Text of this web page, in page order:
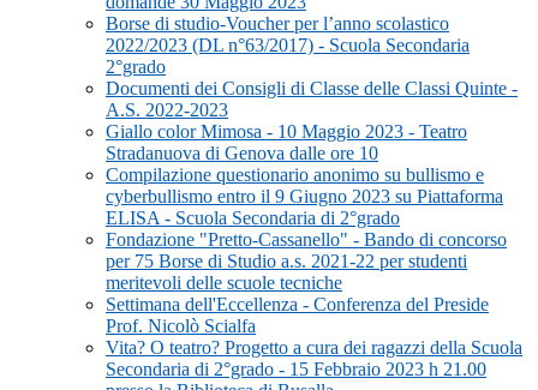
Borse di studio-Voucher per l’anno scolastico
2022/2023 (DL n°63/2017) - Scuola Secondaria
2°grado
Documenti dei Consigli di Classe delle Classi Quinte -
A.S. 2022-2023
Giallo color Mimosa - 10 Maggio 2023 - Teatro
Stradanuova di Genova dalle ore 10
Compilazione questionario anonimo su bullismo e
cyberbullismo entro il 9 Giugno 2023 su Piattaforma
ELISA - Scuola Secondaria di 2°grado
Fondazione "Pretto-Cassanello" - Bando di concorso
per 75 Borse di Studio a.s. 2021-22 per studenti
meritevoli delle scuole tecniche
Settimana dell'Eccellenza - Conferenza del Preside
Prof. Nicolò Scialfa
Vita? O teatro? Progetto a cura dei ragazzi della Scuola
Secondaria di 2°grado - 15 Febbraio 2023 h 21.00